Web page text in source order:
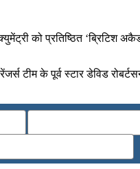
को प्रतिष्ठित ‘ब्रिटिश
के पूर्व स्टार डेविड